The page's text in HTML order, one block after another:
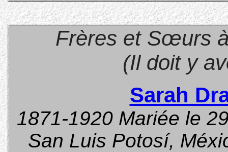
Frères et Sœurs
(Il doit y
Sarah
1871-1920 Mariée le
San Luis Potosí,